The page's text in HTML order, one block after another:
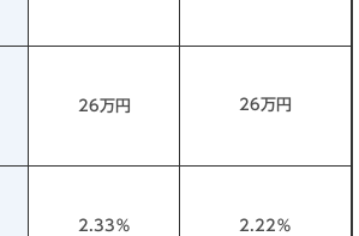
26万円 26万円
2.33％ 2.22％